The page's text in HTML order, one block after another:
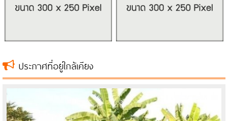
ประกาศที่อยู่ใกล้เคียง